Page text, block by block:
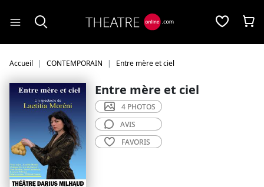
Accueil CONTEMPORAIN Entre mère et ciel
Entre mère et ciel
4 PHOTOS
AVIS
FAVORIS